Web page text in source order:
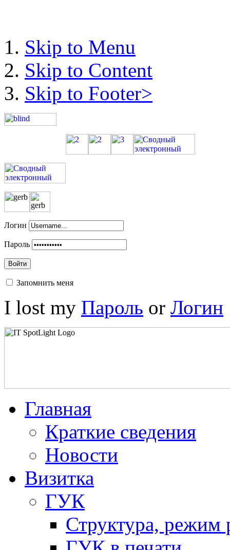
Skip to Menu
Skip to Content
Skip to Footer>
Логин
Пароль
Войти
Запомнить меня
I lost my Пароль or Логин
Главная
Краткие сведения
Новости
Визитка
ГУК
Структура, режим